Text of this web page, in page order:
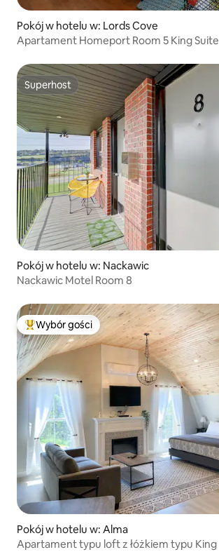
Pokój w hotelu w: Lords Cove
Apartament Homeport Room 5 King Suite
Superhost
Superhost
Pokój w hotelu w: Nackawic
Nackawic Motel Room 8
Najpopularniejsze z kategorii Wybór gości
Wybór gości
Pokój w hotelu w: Alma
Apartament typu loft z łóżkiem typu King